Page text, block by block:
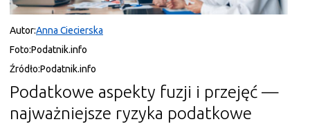
Autor:Anna Ciecierska
Foto:Podatnik.info
Źródło:Podatnik.info
Podatkowe aspekty fuzji i przejęć —
najważniejsze ryzyka podatkowe